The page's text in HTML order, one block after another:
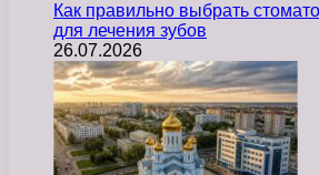
Как правильно выбрать
для лечения зубов
26.07.2026